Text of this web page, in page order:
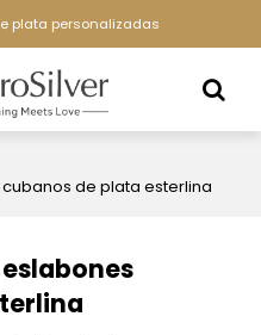
plata personalizadas
de plata esterlina